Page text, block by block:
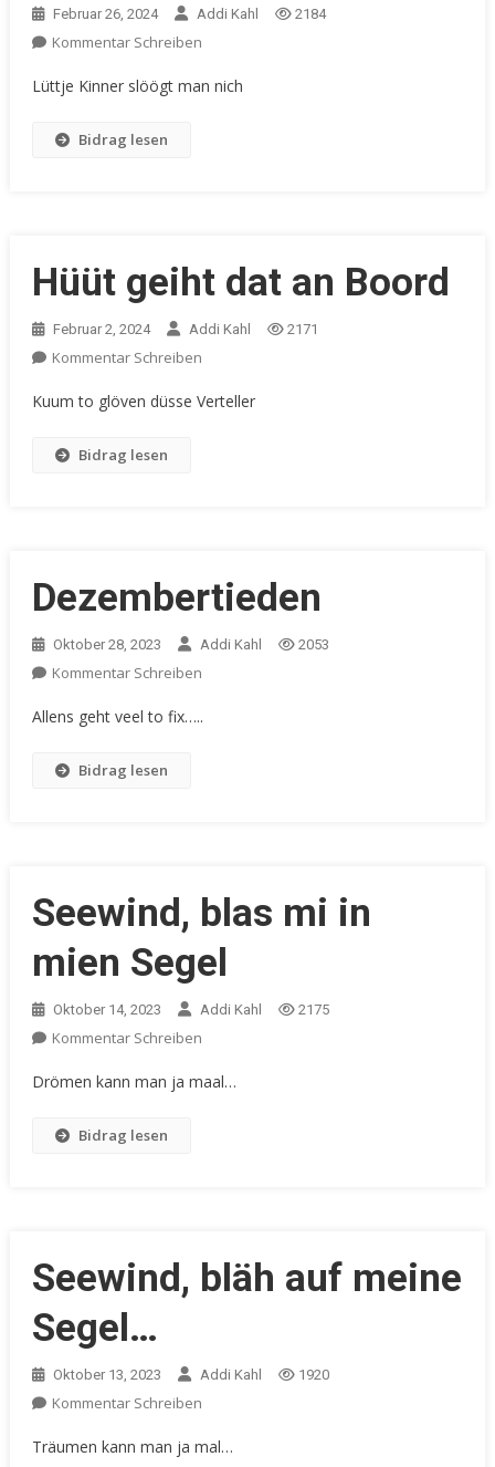
Februar 26, 2024 Addi Kahl 2184
Kommentar Schreiben
Lüttje Kinner slöögt man nich
Bidrag lesen
Hüüt geiht dat an Boord
Februar 2, 2024 Addi Kahl 2171
Kommentar Schreiben
Kuum to glöven düsse Verteller
Bidrag lesen
Dezembertieden
Oktober 28, 2023 Addi Kahl 2053
Kommentar Schreiben
Allens geht veel to fix…..
Bidrag lesen
Seewind, blas mi in
mien Segel
Oktober 14, 2023 Addi Kahl 2175
Kommentar Schreiben
Drömen kann man ja maal…
Bidrag lesen
Seewind, bläh auf meine
Segel…
Oktober 13, 2023 Addi Kahl 1920
Kommentar Schreiben
Träumen kann man ja mal…